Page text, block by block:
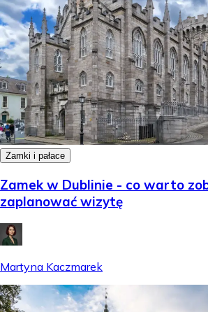
Zamki i pałace
Zamek w Dublinie - co warto
zaplanować wizytę
Martyna Kaczmarek